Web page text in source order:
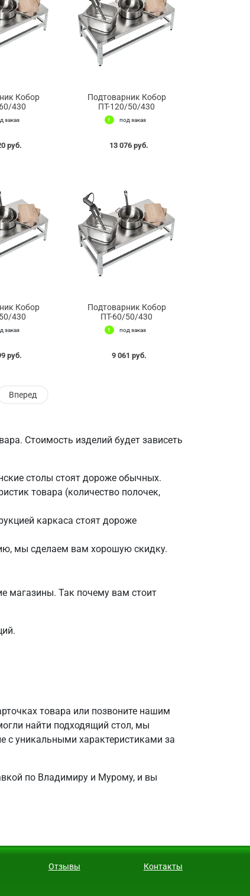
Кобор
430
заказ
руб.
Подтоварник Кобор
ПТ-120/50/430
под заказ
13 076 руб.
Кобор
430
заказ
руб.
Подтоварник Кобор
ПТ-60/50/430
под заказ
9 061 руб.
Вперед
Стоимость изделий будет зависеть
столы стоят дороже обычных.
товара (количество полочек,
каркаса стоят дороже
мы сделаем вам хорошую скидку.
магазины. Так почему вам стоит
товара или позвоните нашим
найти подходящий стол, мы
с уникальными характеристиками за
по Владимиру и Мурому, и вы
Отзывы Контакты